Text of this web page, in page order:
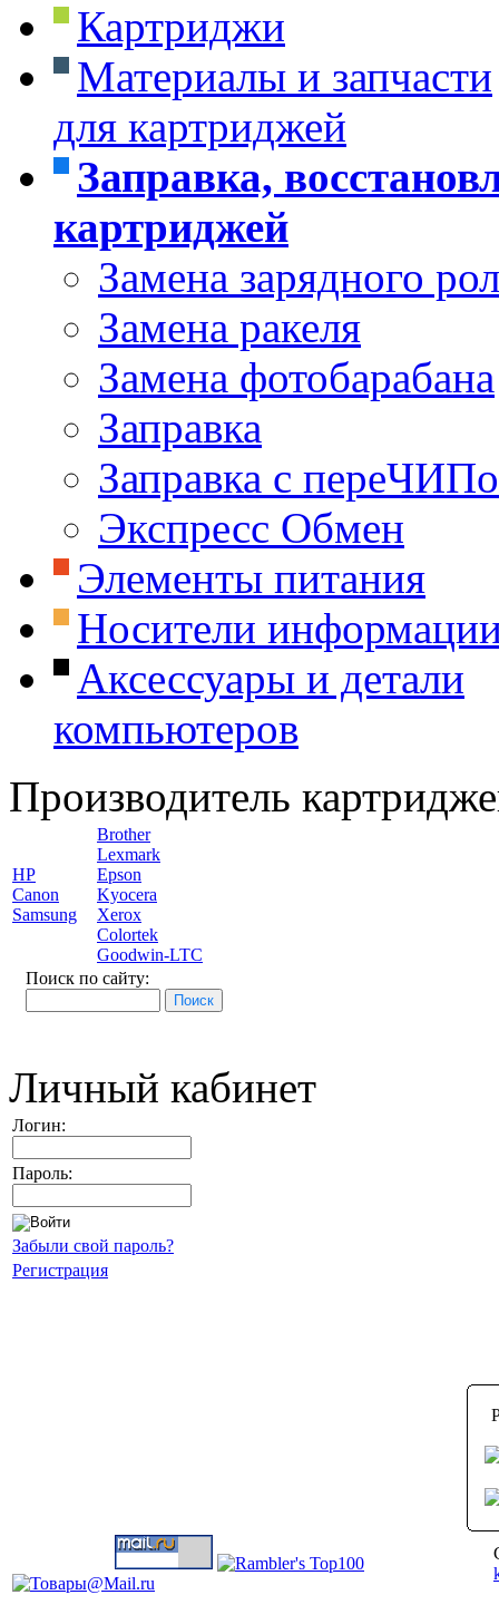
Картриджи
Материалы и запчасти
для картриджей
Заправка,
картриджей
Замена зарядного
Замена ракеля
Замена фотобарабана
Заправка
Заправка с
Экспресс Обмен
Элементы питания
Носители
Аксессуары и детали
компьютеров
Производитель
HP
Canon
Samsung
Brother
Lexmark
Epson
Kyocera
Xerox
Colortek
Goodwin-LTC
Поиск по сайту:
Личный кабинет
Логин:
Пароль:
Забыли свой пароль?
Регистрация